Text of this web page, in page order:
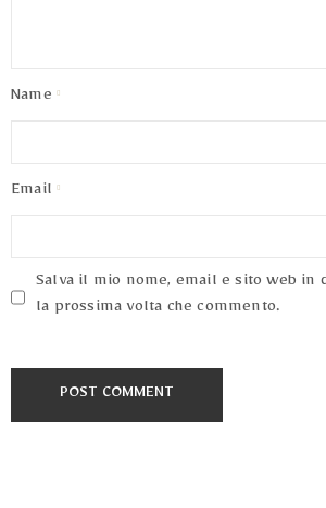
Name
Email
Salva il mio nome, email e sito web in
la prossima volta che commento.